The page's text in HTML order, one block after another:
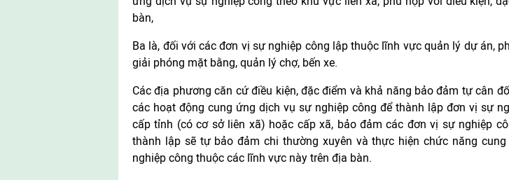
bàn,
Ba là, đối với các đơn vị sự nghiệp công lập thuộc lĩnh vực quản lý dự án,
giải phóng mặt bằng, quản lý chợ, bến xe.
Các địa phương căn cứ điều kiện, đặc điểm và khả năng bảo đảm tự cân
các hoạt động cung ứng dịch vụ sự nghiệp công để thành lập đơn vị sự
cấp tỉnh (có cơ sở liên xã) hoặc cấp xã, bảo đảm các đơn vị sự nghiệp
thành lập sẽ tự bảo đảm chi thường xuyên và thực hiện chức năng
nghiệp công thuộc các lĩnh vực này trên địa bàn.